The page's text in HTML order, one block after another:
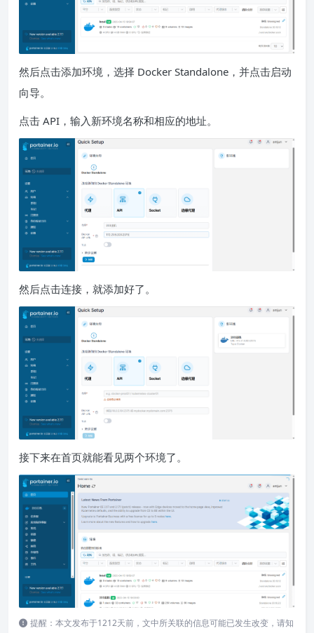
然后点击添加环境，选择 Docker Standalone，并点击启动
向导。
点击 API，输入新环境名称和相应的地址。
然后点击连接，就添加好了。
接下来在首页就能看见两个环境了。
提醒：本文发布于1212天前，文中所关联的信息可能已发生改变，请知